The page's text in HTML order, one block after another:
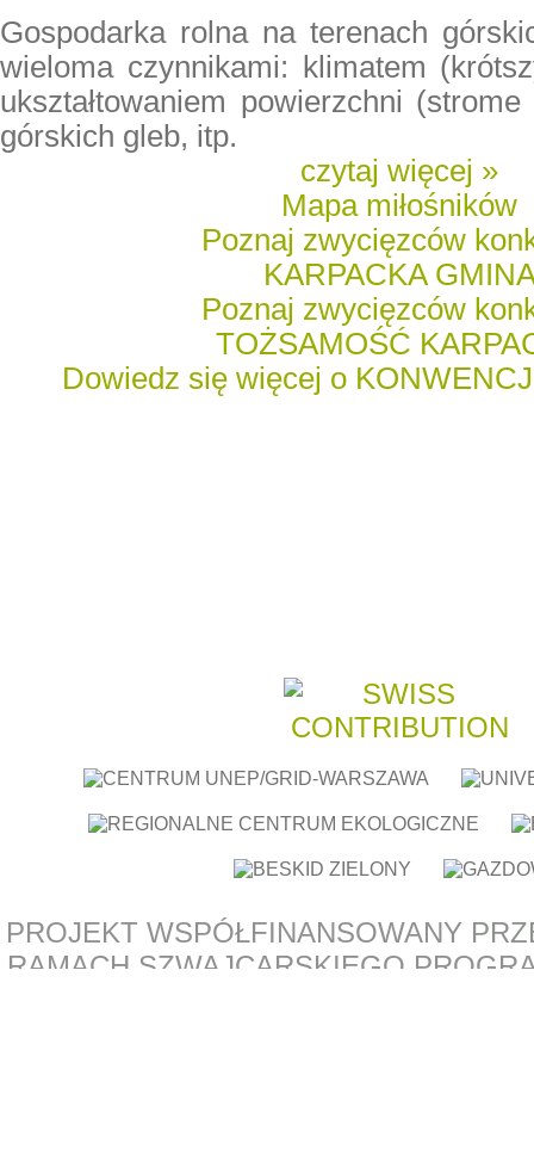
Gospodarka rolna na terenach
wieloma czynnikami: klimatem
ukształtowaniem powierzchni
górskich gleb, itp.
czytaj więcej »
Mapa miłośników
Poznaj zwycięzców
KARPACKA
Poznaj zwycięzców
TOŻSAMOŚĆ
Dowiedz się więcej o
PROJEKT WSPÓŁFINANSOWANY
RAMACH SZWAJCARSKIEGO